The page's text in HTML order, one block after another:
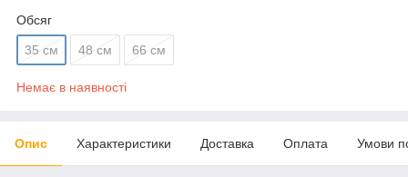
Обсяг
35 см 48 см 66 см
Немає в наявності
Опис Характеристики Доставка Оплата Умови